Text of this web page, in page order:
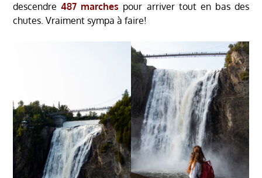
descendre487 marches pour arriver tout en bas des
chutes. Vraiment sympa à faire!